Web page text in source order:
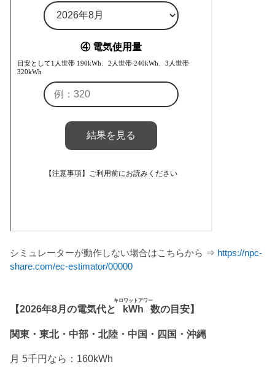
シミュレーターが動作しない場合はこちらから ⇒ https://npc-
share.com/ec-estimator/00000
【2026年8月の電気代と kWh
キロワットアワー
数の目安】
関東・東北・中部・北陸・中国・四国・沖縄
月 5千円なら：160kWh